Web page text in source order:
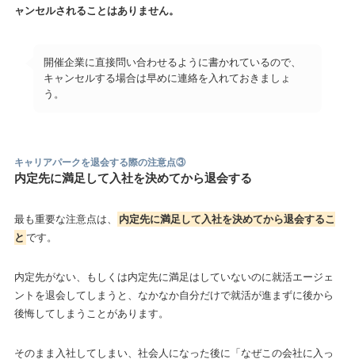
ャンセルされることはありません。
開催企業に直接問い合わせるように書かれているので、
キャンセルする場合は早めに連絡を入れておきましょ
う。
キャリアパークを退会する際の注意点③
内定先に満足して入社を決めてから退会する
最も重要な注意点は、
内定先に満足して入社を決めてから退会するこ
と です。
内定先がない、もしくは内定先に満足はしていないのに就活エージェ
ントを退会してしまうと、なかなか自分だけで就活が進まずに後から
後悔してしまうことがあります。
そのまま入社してしまい、社会人になった後に「なぜこの会社に入っ